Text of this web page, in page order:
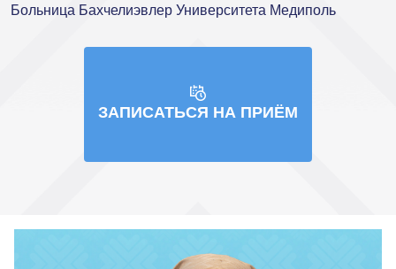
Больница Бахчелиэвлер Университета Медиполь
ЗАПИСАТЬСЯ НА ПРИЁМ